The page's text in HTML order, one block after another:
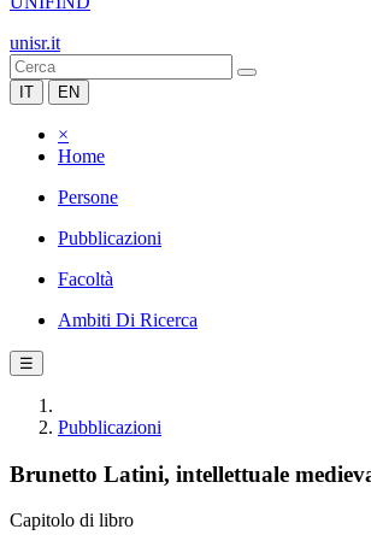
unisr.it
IT EN
×
Home
Persone
Pubblicazioni
Facoltà
Ambiti Di Ricerca
☰
Pubblicazioni
Brunetto Latini, intellettuale
Capitolo di libro